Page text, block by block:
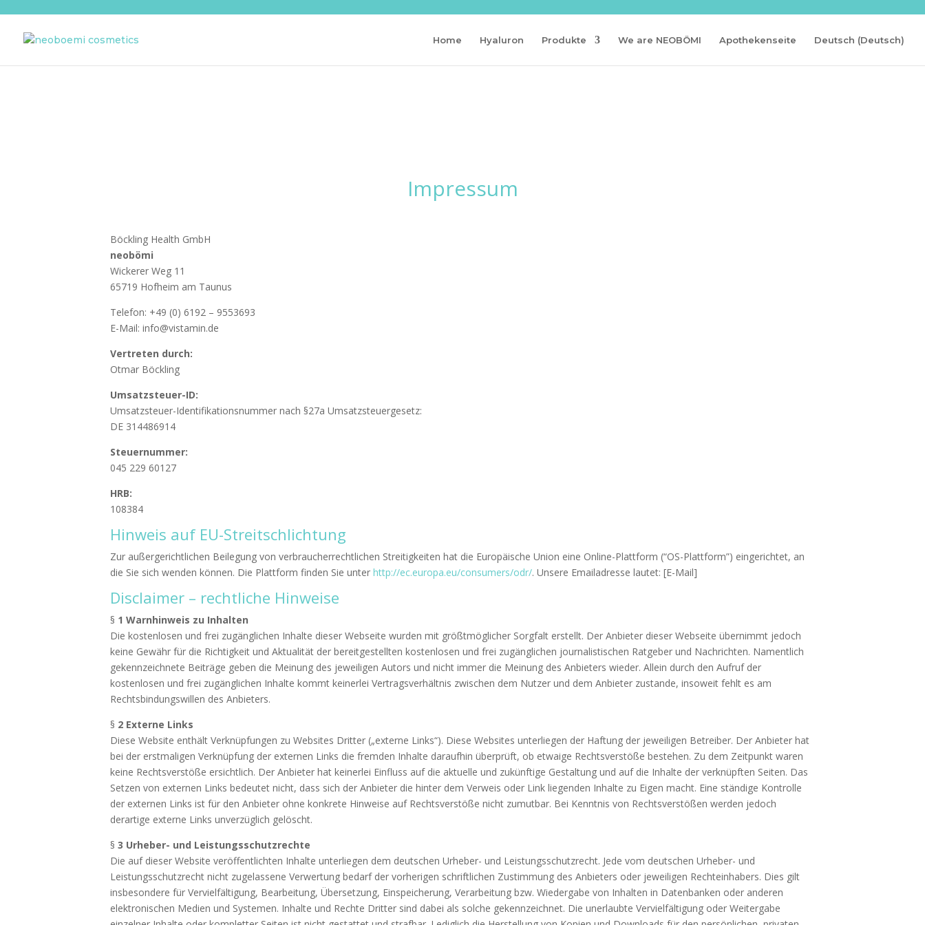
Home Hyaluron Produkte We are NEOBÖMI Apothekenseite Deutsch (Deutsch)
Impressum
Böckling Health GmbH
neobömi
Wickerer Weg 11
65719 Hofheim am Taunus
Telefon: +49 (0) 6192 – 9553693
E-Mail: info@vistamin.de
Vertreten durch:
Otmar Böckling
Umsatzsteuer-ID:
Umsatzsteuer-Identifikationsnummer nach §27a Umsatzsteuergesetz:
DE 314486914
Steuernummer:
045 229 60127
HRB:
108384
Hinweis auf EU-Streitschlichtung
Zur außergerichtlichen Beilegung von verbraucherrechtlichen Streitigkeiten hat die Europäische Union eine Online-Plattform (“OS-Plattform”) eingerichtet, an
die Sie sich wenden können. Die Plattform finden Sie unter http://ec.europa.eu/consumers/odr/. Unsere Emailadresse lautet: [E-Mail]
Disclaimer – rechtliche Hinweise
§ 1 Warnhinweis zu Inhalten
Die kostenlosen und frei zugänglichen Inhalte dieser Webseite wurden mit größtmöglicher Sorgfalt erstellt. Der Anbieter dieser Webseite übernimmt jedoch
keine Gewähr für die Richtigkeit und Aktualität der bereitgestellten kostenlosen und frei zugänglichen journalistischen Ratgeber und Nachrichten. Namentlich
gekennzeichnete Beiträge geben die Meinung des jeweiligen Autors und nicht immer die Meinung des Anbieters wieder. Allein durch den Aufruf der
kostenlosen und frei zugänglichen Inhalte kommt keinerlei Vertragsverhältnis zwischen dem Nutzer und dem Anbieter zustande, insoweit fehlt es am
Rechtsbindungswillen des Anbieters.
§ 2 Externe Links
Diese Website enthält Verknüpfungen zu Websites Dritter („externe Links“). Diese Websites unterliegen der Haftung der jeweiligen Betreiber. Der Anbieter hat
bei der erstmaligen Verknüpfung der externen Links die fremden Inhalte daraufhin überprüft, ob etwaige Rechtsverstöße bestehen. Zu dem Zeitpunkt waren
keine Rechtsverstöße ersichtlich. Der Anbieter hat keinerlei Einfluss auf die aktuelle und zukünftige Gestaltung und auf die Inhalte der verknüpften Seiten. Das
Setzen von externen Links bedeutet nicht, dass sich der Anbieter die hinter dem Verweis oder Link liegenden Inhalte zu Eigen macht. Eine ständige Kontrolle
der externen Links ist für den Anbieter ohne konkrete Hinweise auf Rechtsverstöße nicht zumutbar. Bei Kenntnis von Rechtsverstößen werden jedoch
derartige externe Links unverzüglich gelöscht.
§ 3 Urheber- und Leistungsschutzrechte
Die auf dieser Website veröffentlichten Inhalte unterliegen dem deutschen Urheber- und Leistungsschutzrecht. Jede vom deutschen Urheber- und
Leistungsschutzrecht nicht zugelassene Verwertung bedarf der vorherigen schriftlichen Zustimmung des Anbieters oder jeweiligen Rechteinhabers. Dies gilt
insbesondere für Vervielfältigung, Bearbeitung, Übersetzung, Einspeicherung, Verarbeitung bzw. Wiedergabe von Inhalten in Datenbanken oder anderen
elektronischen Medien und Systemen. Inhalte und Rechte Dritter sind dabei als solche gekennzeichnet. Die unerlaubte Vervielfältigung oder Weitergabe